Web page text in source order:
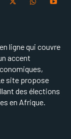
ligne qui couvre
accent
site propose
des élections
en Afrique.